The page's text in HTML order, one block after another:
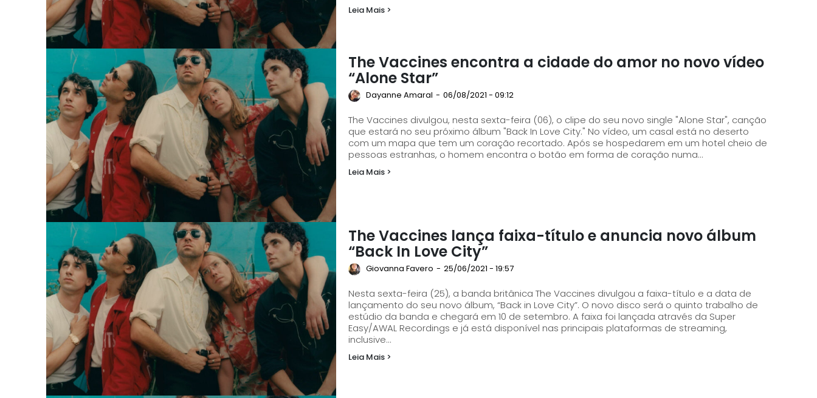
Leia Mais >
The Vaccines encontra a cidade do amor no novo vídeo
“Alone Star”
Dayanne Amaral - 06/08/2021 - 09:12
The Vaccines divulgou, nesta sexta-feira (06), o clipe do seu novo single "Alone Star", canção
que estará no seu próximo álbum "Back In Love City." No vídeo, um casal está no deserto
com um mapa que tem um coração recortado. Após se hospedarem em um hotel cheio de
pessoas estranhas, o homem encontra o botão em forma de coração numa...
Leia Mais >
The Vaccines lança faixa-título e anuncia novo álbum
“Back In Love City”
Giovanna Favero - 25/06/2021 - 19:57
Nesta sexta-feira (25), a banda britânica The Vaccines divulgou a faixa-título e a data de
lançamento do seu novo álbum, “Back in Love City”. O novo disco será o quinto trabalho de
estúdio da banda e chegará em 10 de setembro. A faixa foi lançada através da Super
Easy/AWAL Recordings e já está disponível nas principais plataformas de streaming,
inclusive...
Leia Mais >